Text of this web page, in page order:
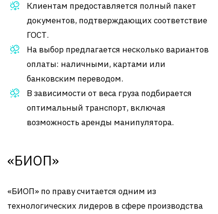
Клиентам предоставляется полный пакет
документов, подтверждающих соответствие
ГОСТ.
На выбор предлагается несколько вариантов
оплаты: наличными, картами или
банковским переводом.
В зависимости от веса груза подбирается
оптимальный транспорт, включая
возможность аренды манипулятора.
«БИОП»
«БИОП» по праву считается одним из
технологических лидеров в сфере производства